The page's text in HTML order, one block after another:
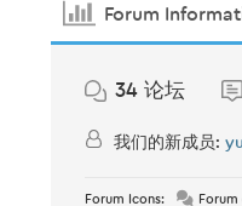
Forum
34 论坛
我们的新成员:
Forum Icons: